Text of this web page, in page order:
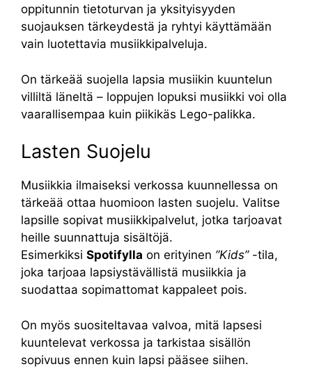
oppitunnin tietoturvan ja yksityisyyden
suojauksen tärkeydestä ja ryhtyi käyttämään
vain luotettavia musiikkipalveluja.
On tärkeää suojella lapsia musiikin kuuntelun
villiltä läneltä – loppujen lopuksi musiikki voi olla
vaarallisempaa kuin piikikäs Lego-palikka.
Lasten Suojelu
Musiikkia ilmaiseksi verkossa kuunnellessa on
tärkeää ottaa huomioon lasten suojelu. Valitse
lapsille sopivat musiikkipalvelut, jotka tarjoavat
heille suunnattuja sisältöjä.
Esimerkiksi Spotifylla on erityinen ”Kids”-tila,
joka tarjoaa lapsiystävällistä musiikkia ja
suodattaa sopimattomat kappaleet pois.
On myös suositeltavaa valvoa, mitä lapsesi
kuuntelevat verkossa ja tarkistaa sisällön
sopivuus ennen kuin lapsi pääsee siihen.